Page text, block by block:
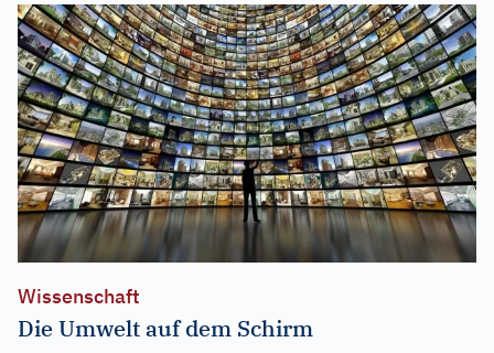
Wissenschaft
Die Umwelt auf dem Schirm